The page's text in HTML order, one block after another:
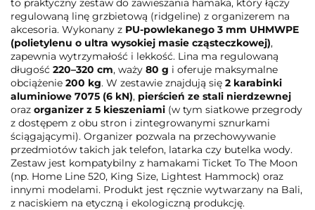
to praktyczny zestaw do zawieszania hamaka, który łączy
regulowaną linę grzbietową (ridgeline) z organizerem na
akcesoria. Wykonany z PU-powlekanego 3 mm UHMWPE
(polietylenu o ultra wysokiej masie cząsteczkowej),
zapewnia wytrzymałość i lekkość. Lina ma regulowaną
długość 220–320 cm, waży 80 g i oferuje maksymalne
obciążenie 200 kg. W zestawie znajdują się 2 karabinki
aluminiowe 7075 (6 kN), pierścień ze stali nierdzewnej
oraz organizer z 5 kieszeniami (w tym siatkowe przegrody
z dostępem z obu stron i zintegrowanymi sznurkami
ściągającymi). Organizer pozwala na przechowywanie
przedmiotów takich jak telefon, latarka czy butelka wody.
Zestaw jest kompatybilny z hamakami Ticket To The Moon
(np. Home Line 520, King Size, Lightest Hammock) oraz
innymi modelami. Produkt jest ręcznie wytwarzany na Bali,
z naciskiem na etyczną i ekologiczną produkcję.